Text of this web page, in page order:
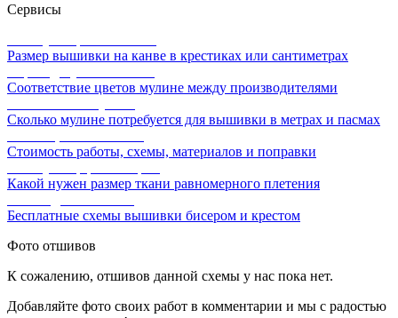
Сервисы
Размер вышивки на канве в крестиках или сантиметрах
Соответствие цветов мулине между производителями
Сколько мулине потребуется для вышивки в метрах и пасмах
Стоимость работы, схемы, материалов и поправки
Какой нужен размер ткани равномерного плетения
Бесплатные схемы вышивки бисером и крестом
Фото отшивов
К сожалению, отшивов данной схемы у нас пока нет.
Добавляйте фото своих работ в комментарии и мы с радостью